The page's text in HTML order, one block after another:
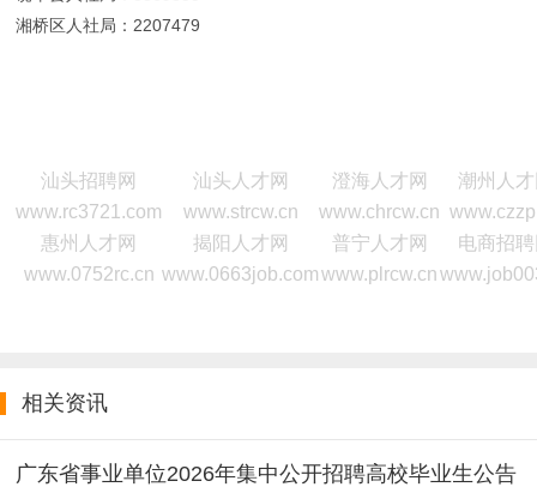
湘桥区人社局：2207479
汕头招聘网
www.rc3721.com
汕头人才网
www.strcw.cn
澄海人才网
www.chrcw.cn
潮州人
惠州人才网
www.0752rc.cn
揭阳人才网
www.0663job.com
普宁人才网
www.plrcw.cn
电商招
相关资讯
广东省事业单位2026年集中公开招聘高校毕业生公告